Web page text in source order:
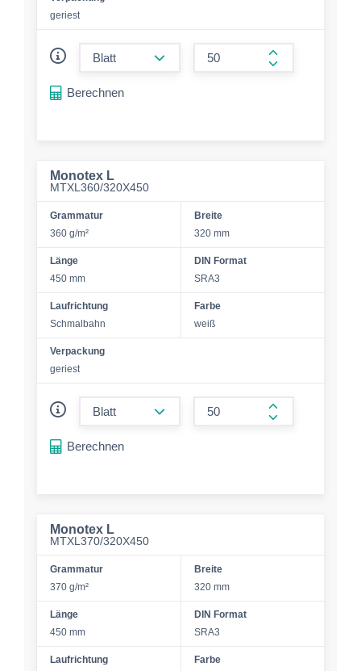
geriest
form.increase-
Berechnen
Monotex L
MTXL360/320X450
Grammatur
360 g/m²
Breite
320 mm
Länge
450 mm
DIN Format
SRA3
Laufrichtung
Schmalbahn
Farbe
weiß
Verpackung
geriest
form.increase-
Berechnen
Monotex L
MTXL370/320X450
Grammatur
370 g/m²
Breite
320 mm
Länge
450 mm
DIN Format
SRA3
Laufrichtung
Farbe